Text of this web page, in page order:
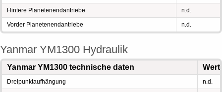
Hintere Planetenendantriebe n.d.
Vorder Planetenendantriebe n.d.
Yanmar YM1300 Hydraulik
Yanmar YM1300 technische daten Wert
Dreipunktaufhängung n.d.